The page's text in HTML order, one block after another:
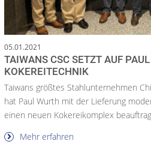
05.01.2021
TAIWANS CSC SETZT AUF
KOKEREITECHNIK
Taiwans größtes Stahlunternehmen
hat Paul Wurth mit der Lieferung
einen neuen Kokereikomplex
Mehr erfahren